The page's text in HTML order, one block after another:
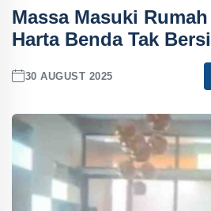
Massa Masuki
Harta Benda Tak
30 AUGUST 2025